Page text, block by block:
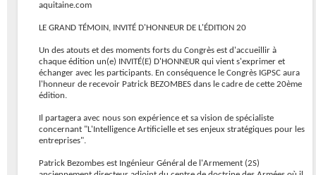
aquitaine.com
LE GRAND TÉMOIN, INVITÉ D'HONNEUR DE L'ÉDITION 20
Un des atouts et des moments forts du Congrès est d'accueillir à
chaque édition un(e) INVITÉ(E) D'HONNEUR qui vient s'exprimer et
échanger avec les participants. En conséquence le Congrès IGPSC aura
l'honneur de recevoir Patrick BEZOMBES dans le cadre de cette 20ème
édition.
Il partagera avec nous son expérience et sa vision de spécialiste
concernant "L'Intelligence Artificielle et ses enjeux stratégiques pour les
entreprises".
Patrick Bezombes est Ingénieur Général de l'Armement (2S)